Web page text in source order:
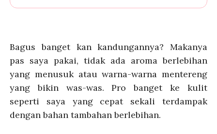
Bagus banget kan kandungannya? Makanya
pas saya pakai, tidak ada aroma berlebihan
yang menusuk atau warna-warna mentereng
yang bikin was-was. Pro banget ke kulit
seperti saya yang cepat sekali terdampak
dengan bahan tambahan berlebihan.